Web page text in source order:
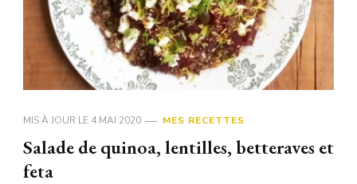
MIS À JOUR LE 4 MAI 2020 MES RECETTES
Salade de quinoa, lentilles, betteraves et
feta